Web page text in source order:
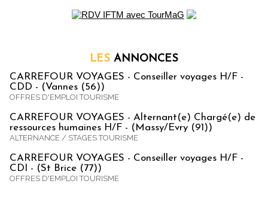
LES ANNONCES
CARREFOUR VOYAGES - Conseiller voyages H/F -
CDD - (Vannes (56))
OFFRES D'EMPLOI TOURISME
CARREFOUR VOYAGES - Alternant(e) Chargé(e) de
ressources humaines H/F - (Massy/Evry (91))
ALTERNANCE / STAGES TOURISME
CARREFOUR VOYAGES - Conseiller voyages H/F -
CDI - (St Brice (77))
OFFRES D'EMPLOI TOURISME